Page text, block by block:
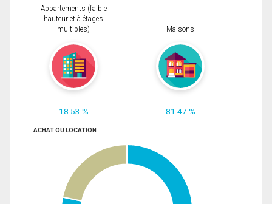
Appartements (faible
hauteur et à étages
multiples)
18.53 %
Maisons
81.47 %
ACHAT OU LOCATION